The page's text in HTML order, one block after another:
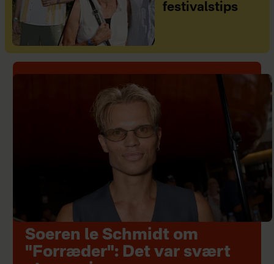
festivalstips
Soeren le Schmidt om
"Forræder": Det var svært